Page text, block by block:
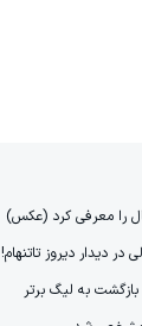
را معرفی کرد (عکس)
دیدار دیروز تاتنهام!
بازگشت به لیگ برتر